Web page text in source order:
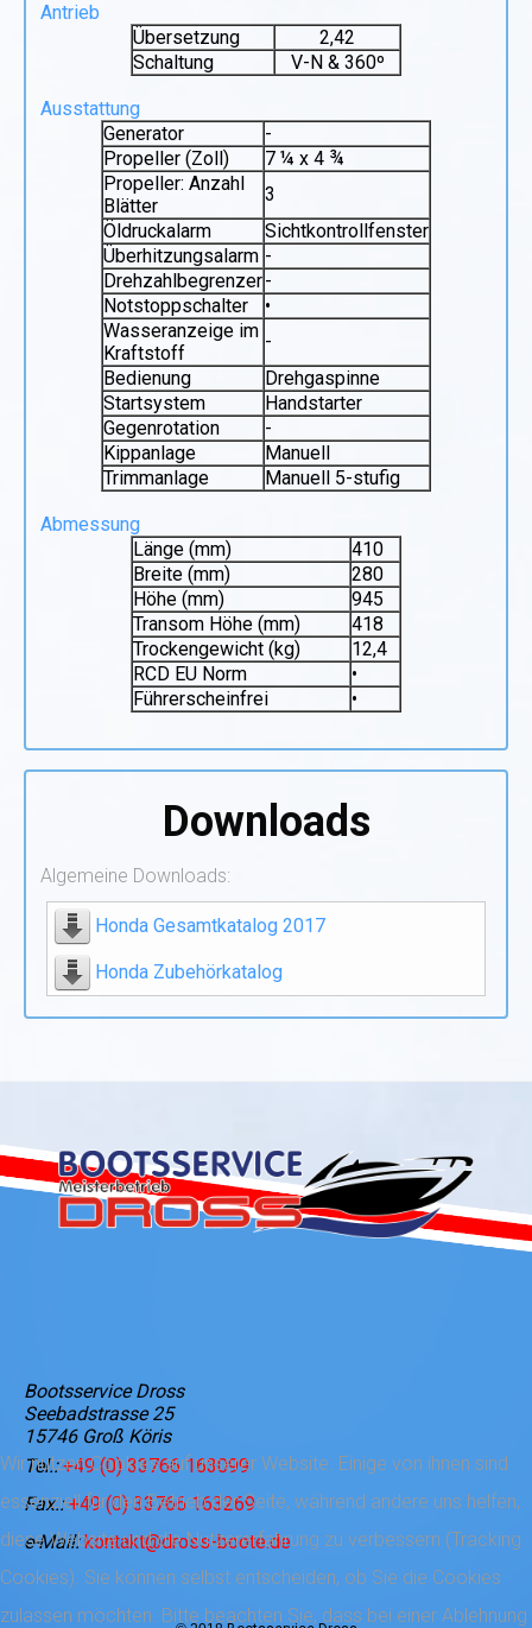
Antrieb
Übersetzung
2,42
Schaltung
V-N & 360º
Ausstattung
Generator
-
Propeller (Zoll)
7 ¼ x 4 ¾
Propeller: Anzahl
Blätter
3
Öldruckalarm
Sichtkontrollfenster
Überhitzungsalarm -
Drehzahlbegrenzer-
Notstoppschalter
•
Wasseranzeige im
Kraftstoff
-
Bedienung
Drehgaspinne
Startsystem
Handstarter
Gegenrotation
-
Kippanlage
Manuell
Trimmanlage
Manuell 5-stufig
Abmessung
Länge (mm)
410
Breite (mm)
280
Höhe (mm)
945
Transom Höhe (mm)
418
Trockengewicht (kg)
12,4
RCD EU Norm
•
Führerscheinfrei
•
Downloads
Algemeine Downloads:
Honda Gesamtkatalog 2017
Honda Zubehörkatalog
Bootsservice Dross
Seebadstrasse 25
15746 Groß Köris
Tel.:+49 (0) 33766 163099
Fax.:+49 (0) 33766 163269
e-Mail: kontakt@dross-boote.de
Wir nutzen Cookies auf unserer Website. Einige von ihnen sind
essenziell für den Betrieb der Seite, während andere uns helfen,
diese Website und die Nutzererfahrung zu verbessern (Tracking
Cookies). Sie können selbst entscheiden, ob Sie die Cookies
zulassen möchten. Bitte beachten Sie, dass bei einer Ablehnung